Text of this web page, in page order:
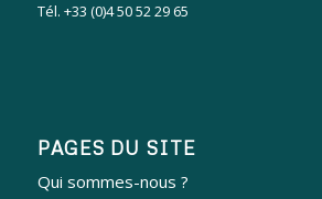
Tél. +33 (0)4 50 52 29 65
PAGES DU SITE
Qui sommes-nous ?